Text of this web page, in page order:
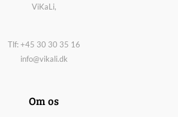
ViKaLi,
Tlf: +45 30 30 35 16
info@vikali.dk
Om os